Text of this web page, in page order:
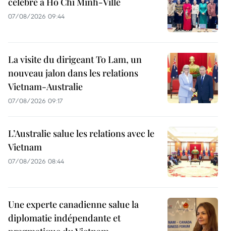
07/08/2026 09:44
La visite du dirigeant To Lam, un
nouveau jalon dans les relations
Vietnam-Australie
07/08/2026 09:17
L’Australie salue les relations avec le
Vietnam
07/08/2026 08:44
Une experte canadienne salue la
diplomatie indépendante et